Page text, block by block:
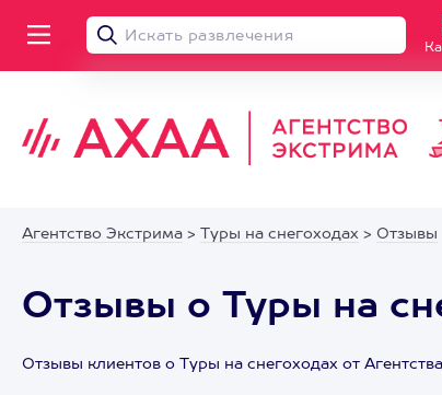
Агентство Экстрима > Туры на снегоходах > Отзывы
Отзывы о Туры на
Отзывы клиентов о Туры на снегоходах от